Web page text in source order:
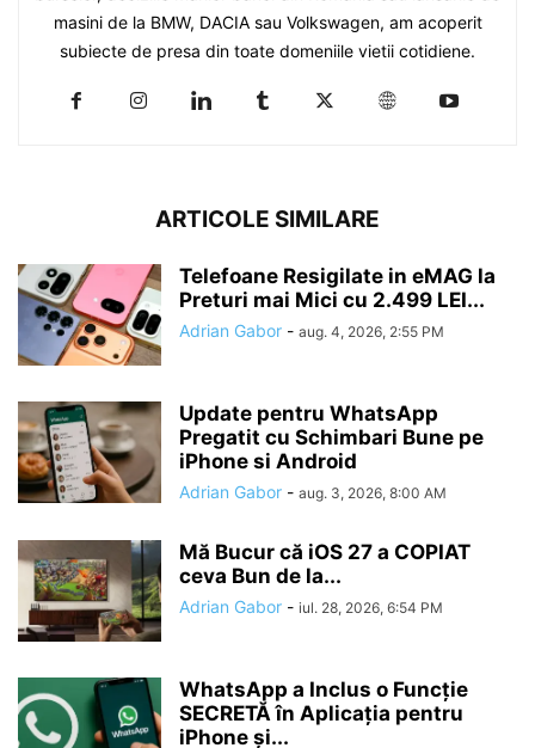
masini de la BMW, DACIA sau Volkswagen, am acoperit
subiecte de presa din toate domeniile vietii cotidiene.
ARTICOLE SIMILARE
Telefoane Resigilate in eMAG la
Preturi mai Mici cu 2.499 LEI...
Adrian Gabor - aug. 4, 2026, 2:55 PM
Update pentru WhatsApp
Pregatit cu Schimbari Bune pe
iPhone si Android
Adrian Gabor - aug. 3, 2026, 8:00 AM
Mă Bucur că iOS 27 a COPIAT
ceva Bun de la...
Adrian Gabor - iul. 28, 2026, 6:54 PM
WhatsApp a Inclus o Funcție
SECRETĂ în Aplicația pentru
iPhone și...